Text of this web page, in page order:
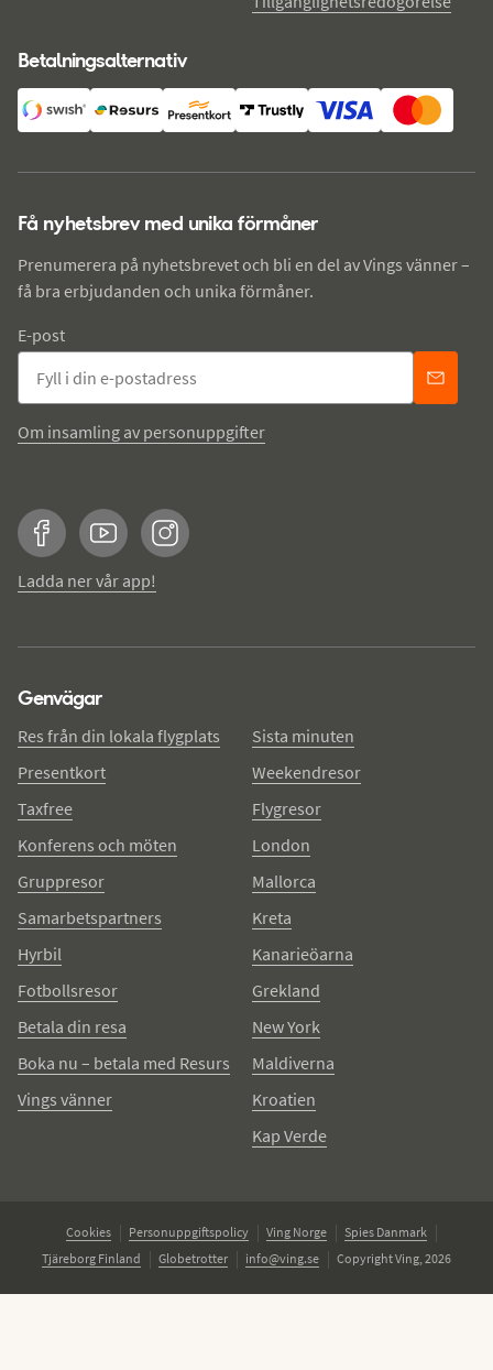
Betalningsalternativ
Få nyhetsbrev med unika förmåner
Prenumerera på nyhetsbrevet och bli en del av Vings vänner –
få bra erbjudanden och unika förmåner.
E-post
Om insamling av personuppgifter
FacebookYouTubeInstagram
Ladda ner vår app!
Genvägar
Res från din lokala flygplats
Presentkort
Taxfree
Konferens och möten
Gruppresor
Samarbetspartners
Hyrbil
Fotbollsresor
Betala din resa
Boka nu – betala med Resurs
Vings vänner
Sista minuten
Weekendresor
Flygresor
London
Mallorca
Kreta
Kanarieöarna
Grekland
New York
Maldiverna
Kroatien
Kap Verde
Cookies Personuppgiftspolicy Ving Norge
Spies Danmark
Tjäreborg Finland
Globetrotter info@ving.se Copyright Ving, 2026